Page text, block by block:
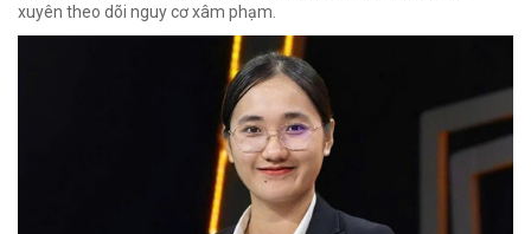
xuyên theo dõi nguy cơ xâm phạm.